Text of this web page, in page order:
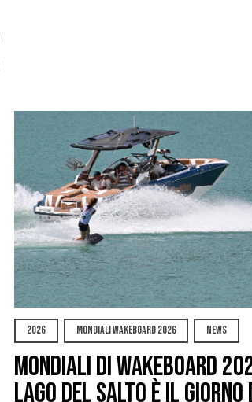
2026 MONDIALI WAKEBOARD 2026 NEWS
Mondiali di Wakeboard
Lago del Salto è il giorno